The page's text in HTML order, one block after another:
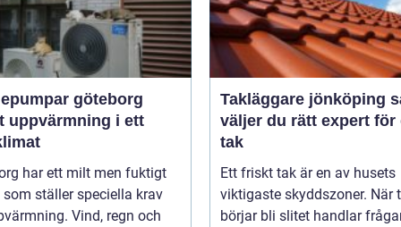
göteborg
uppvärmning i ett
har ett milt men fuktigt
ställer speciella krav
Vind, regn och
Takläggare jönköping så
väljer du rätt expert för
tak
Ett friskt tak är en av husets
viktigaste skyddszoner. När
börjar bli slitet handlar